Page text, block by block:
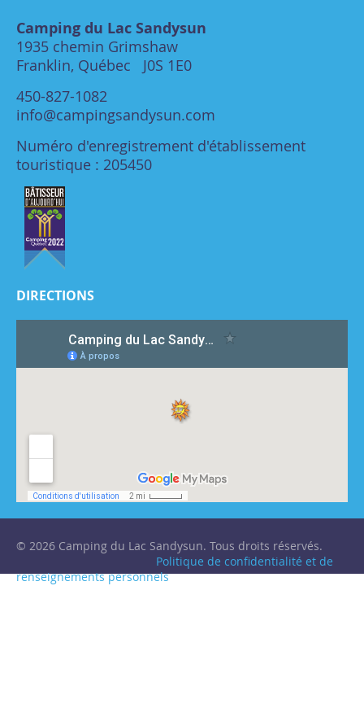
Camping du Lac Sandysun
1935 chemin Grimshaw
Franklin, Québec J0S 1E0
450-827-1082
info@campingsandysun.com
Numéro d'enregistrement d'établissement
touristique : 205450
DIRECTIONS
© 2026 Camping du Lac Sandysun. Tous droits réservés.
Politique de confidentialité et de
renseignements personnels